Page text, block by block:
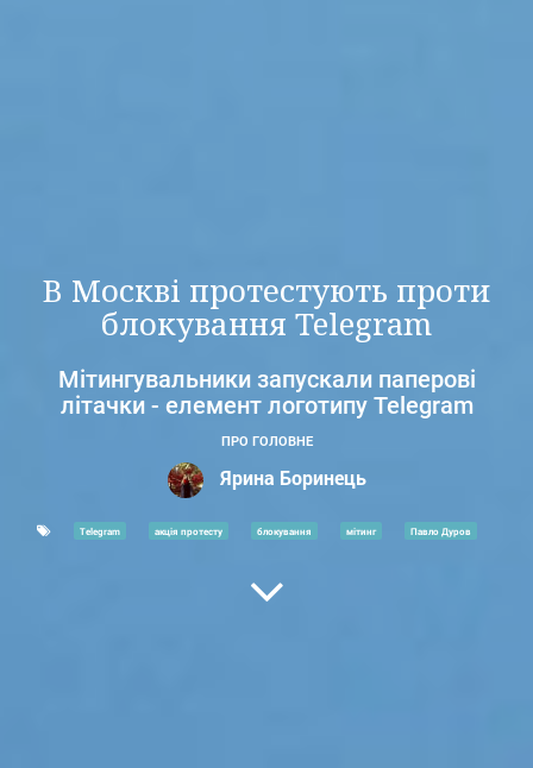
В Москві протестують проти
блокування Telegram
Мітингувальники запускали паперові
літачки - елемент логотипу Telegram
ПРО ГОЛОВНЕ
Ярина Боринець
Telegram акція протесту блокування мітинг Павло Дуров